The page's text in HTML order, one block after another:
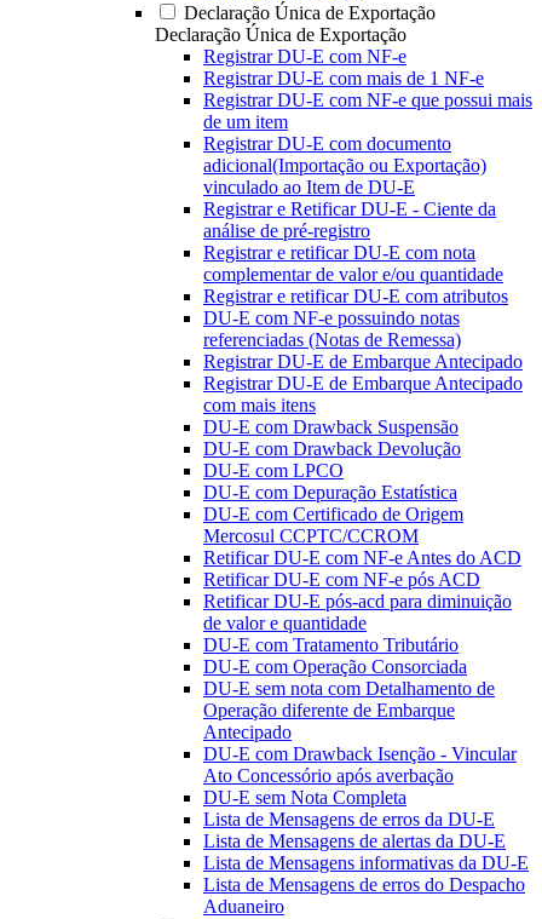
Declaração Única de Exportação
Declaração Única de Exportação
Registrar DU-E com NF-e
Registrar DU-E com mais de 1 NF-e
Registrar DU-E com NF-e que possui mais
de um item
Registrar DU-E com documento
adicional(Importação ou Exportação)
vinculado ao Item de DU-E
Registrar e Retificar DU-E - Ciente da
análise de pré-registro
Registrar e retificar DU-E com nota
complementar de valor e/ou quantidade
Registrar e retificar DU-E com atributos
DU-E com NF-e possuindo notas
referenciadas (Notas de Remessa)
Registrar DU-E de Embarque Antecipado
Registrar DU-E de Embarque Antecipado
com mais itens
DU-E com Drawback Suspensão
DU-E com Drawback Devolução
DU-E com LPCO
DU-E com Depuração Estatística
DU-E com Certificado de Origem
Mercosul CCPTC/CCROM
Retificar DU-E com NF-e Antes do ACD
Retificar DU-E com NF-e pós ACD
Retificar DU-E pós-acd para diminuição
de valor e quantidade
DU-E com Tratamento Tributário
DU-E com Operação Consorciada
DU-E sem nota com Detalhamento de
Operação diferente de Embarque
Antecipado
DU-E com Drawback Isenção - Vincular
Ato Concessório após averbação
DU-E sem Nota Completa
Lista de Mensagens de erros da DU-E
Lista de Mensagens de alertas da DU-E
Lista de Mensagens informativas da DU-E
Lista de Mensagens de erros do Despacho
Aduaneiro